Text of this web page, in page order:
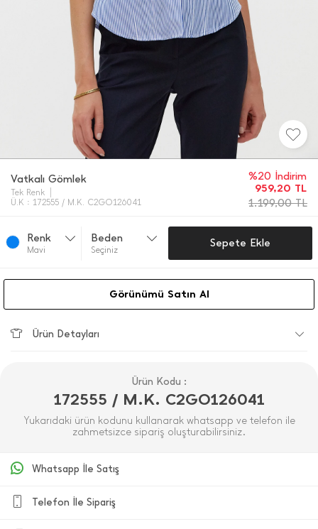
Vatkalı Gömlek
Tek Renk
Ü.K : 172555 / M.K. C2GO126041
%20 İndirim
959,20 TL
1.199,00TL
Renk
Mavi̇
Beden
Seçiniz
Sepete Ekle
Görünümü Satın Al
Ürün Detayları
Ürün Kodu :
172555 / M.K. C2GO126041
Yukarıdaki ürün kodunu kullanarak whatsapp ve telefon ile
zahmetsizce sipariş oluşturabilirsiniz.
Whatsapp İle Satış
Telefon İle Sipariş